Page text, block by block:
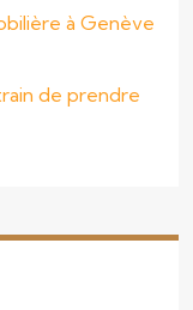
à Genève
de prendre